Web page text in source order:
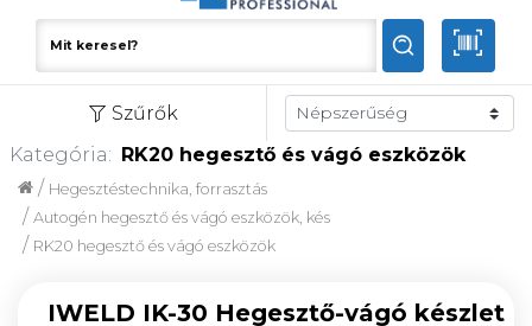
Szűrők
Kategória: RK20 hegesztő és vágó eszközök
RK20 hegesztő és vágó eszközök
/
Autogén hegesztő és vágó eszközök, kés
/
Hegesztéstechnika, forrasztás
/
IWELD IK-30 Hegesztő-vágó készlet